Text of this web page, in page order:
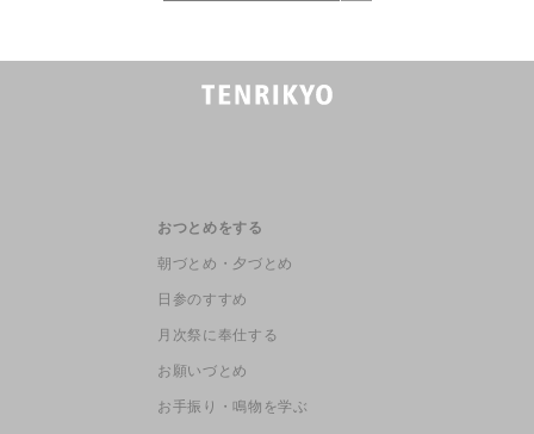
おつとめをする
朝づとめ・夕づとめ
日参のすすめ
月次祭に奉仕する
お願いづとめ
お手振り・鳴物を学ぶ